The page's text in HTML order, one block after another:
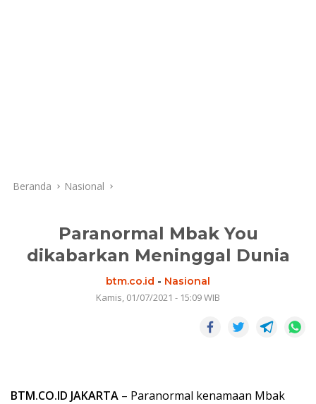
Beranda Nasional
Paranormal Mbak You
dikabarkan Meninggal Dunia
btm.co.id - Nasional
Kamis, 01/07/2021 - 15:09 WIB
BTM.CO.ID JAKARTA – Paranormal kenamaan Mbak